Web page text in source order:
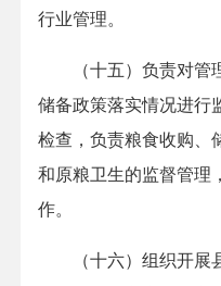
行业管理。
（十五）负责对管理
储备政策落实情况进行
检查，负责粮食收购、
和原粮卫生的监督管理
作。
（十六）组织开展县